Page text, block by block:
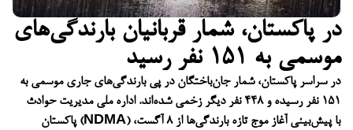
در پاکستان، شمار قربانیان بارندگی‌های
موسمی به ۱۵۱ نفر رسید
در سراسر پاکستان، شمار جان‌باختگان در پی بارندگی‌های جاری موسمی به
۱۵۱ نفر رسیده و ۴۴۸ نفر دیگر زخمی شده‌اند. اداره ملی مدیریت حوادث
پاکستان (NDMA) با پیش‌بینی آغاز موج تازه بارندگی‌ها از ۸ آگست،